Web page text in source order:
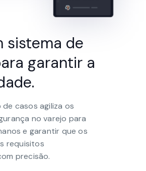
sistema de
garantir a
casos agiliza os
no varejo para
e garantir que os